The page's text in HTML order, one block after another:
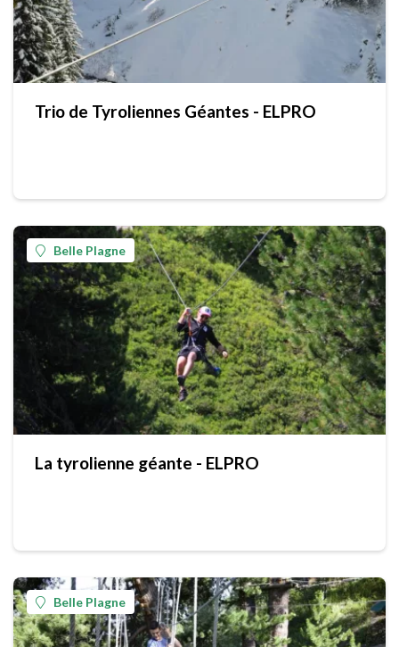
Trio de Tyroliennes Géantes - ELPRO
Belle Plagne
La tyrolienne géante - ELPRO
Belle Plagne